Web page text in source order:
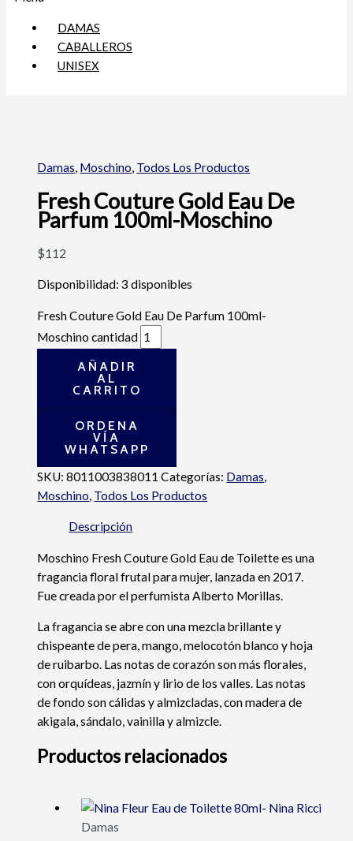
DAMAS
CABALLEROS
UNISEX
Damas, Moschino, Todos Los Productos
Fresh Couture Gold Eau De
Parfum 100ml-Moschino
$112
Disponibilidad: 3 disponibles
Fresh Couture Gold Eau De Parfum 100ml-
Moschino cantidad
AÑADIR
AL
CARRITO
ORDENA
VÍA
WHATSAPP
SKU:8011003838011 Categorías: Damas,
Moschino, Todos Los Productos
Descripción
Moschino Fresh Couture Gold Eau de Toilette es una
fragancia floral frutal para mujer, lanzada en 2017.
Fue creada por el perfumista Alberto Morillas.
La fragancia se abre con una mezcla brillante y
chispeante de pera, mango, melocotón blanco y hoja
de ruibarbo. Las notas de corazón son más florales,
con orquídeas, jazmín y lirio de los valles. Las notas
de fondo son cálidas y almizcladas, con madera de
akigala, sándalo, vainilla y almizcle.
Productos relacionados
Damas